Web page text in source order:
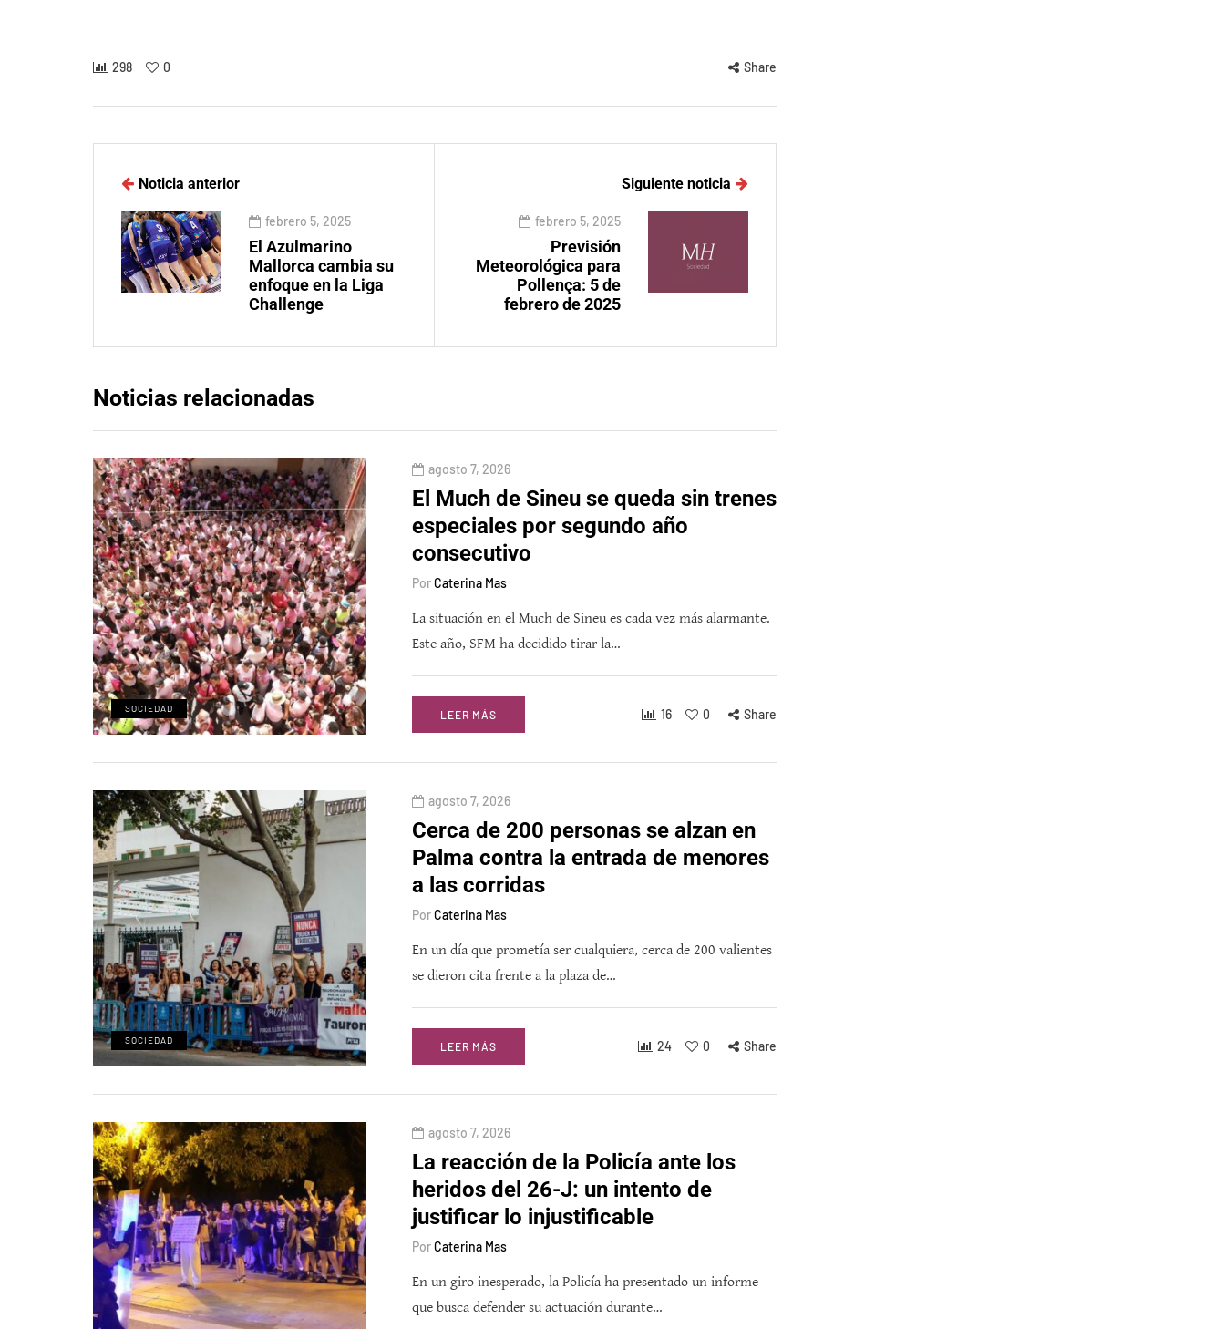
298 0 Share
Noticia anterior
febrero 5, 2025
El Azulmarino
Mallorca cambia su
enfoque en la Liga
Challenge
Siguiente noticia
febrero 5, 2025
Previsión
Meteorológica para
Pollença: 5 de
febrero de 2025
Noticias relacionadas
SOCIEDAD
agosto 7, 2026
El Much de Sineu se queda sin trenes
especiales por segundo año
consecutivo
PorCaterina Mas
La situación en el Much de Sineu es cada vez más alarmante.
Este año, SFM ha decidido tirar la…
LEER MÁS 16 0 Share
SOCIEDAD
agosto 7, 2026
Cerca de 200 personas se alzan en
Palma contra la entrada de menores
a las corridas
PorCaterina Mas
En un día que prometía ser cualquiera, cerca de 200 valientes
se dieron cita frente a la plaza de…
LEER MÁS 24 0 Share
agosto 7, 2026
La reacción de la Policía ante los
heridos del 26-J: un intento de
justificar lo injustificable
PorCaterina Mas
En un giro inesperado, la Policía ha presentado un informe
que busca defender su actuación durante…